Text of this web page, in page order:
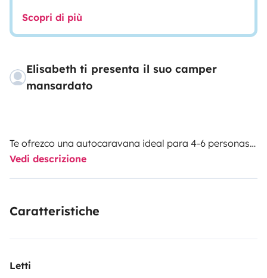
Scopri di più
Elisabeth ti presenta il suo camper
mansardato
Te ofrezco una autocaravana ideal para 4-6 personas!!
Somos una familia de 4 que la hemos cuidado con
mucho cariño.
El mobiliario es en 2 colores madera beteados.
de 1,35 de anchura, la otra de 1,50.
Vedi descrizione
Caratteristiche
Letti